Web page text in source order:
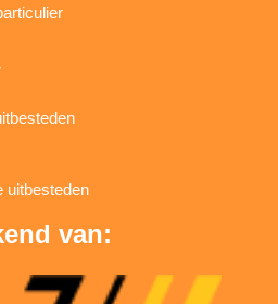
uitbesteden
van: